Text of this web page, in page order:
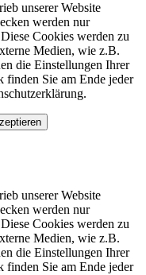
unserer Website
werden nur
Cookies werden zu
Medien, wie z.B.
die Einstellungen Ihrer
finden Sie am Ende jeder
unserer Website
werden nur
Cookies werden zu
Medien, wie z.B.
die Einstellungen Ihrer
finden Sie am Ende jeder